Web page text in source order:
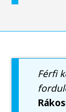
Férfi